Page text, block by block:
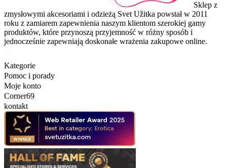
Sklep z
zmysłowymi akcesoriami i odzieżą Svet Užitka powstał w 2011
roku z zamiarem zapewnienia naszym klientom szerokiej gamy
produktów, które przynoszą przyjemność w różny sposób i
jednocześnie zapewniają doskonałe wrażenia zakupowe online.
Kategorie
Pomoc i porady
Moje konto
Corner69
kontakt